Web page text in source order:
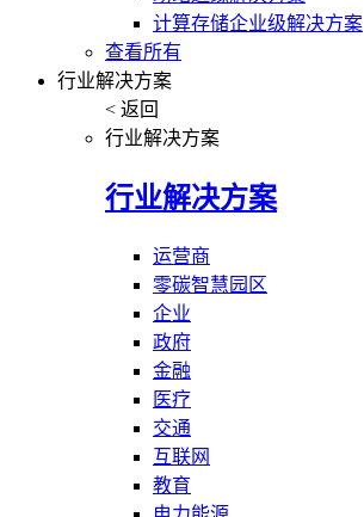
计算存储企业级解决方案
查看所有
行业解决方案
< 返回
行业解决方案
行业解决方案
运营商
零碳智慧园区
企业
政府
金融
医疗
交通
互联网
教育